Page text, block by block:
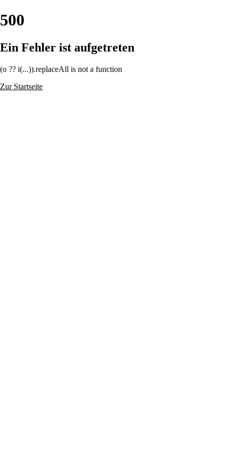
500
Ein Fehler ist aufgetreten
(o ?? i(...)).replaceAll is not a function
Zur Startseite